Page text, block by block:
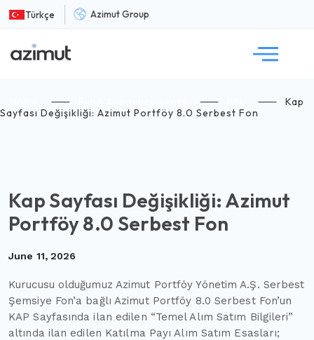
Türkçe Azimut Group
⸺ ⸺ ⸺
Kap
Sayfası Değişikliği: Azimut Portföy 8.0 Serbest Fon
Kap Sayfası Değişikliği: Azimut
Portföy 8.0 Serbest Fon
June 11, 2026
Kurucusu olduğumuz Azimut Portföy Yönetim A.Ş. Serbest
Şemsiye Fon’a bağlı Azimut Portföy 8.0 Serbest Fon’un
KAP Sayfasında ilan edilen “Temel Alım Satım Bilgileri”
altında ilan edilen Katılma Payı Alım Satım Esasları;